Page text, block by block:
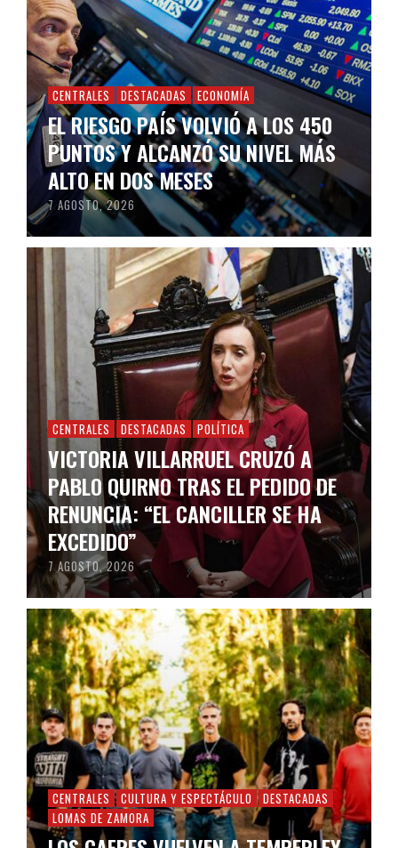
CENTRALES DESTACADAS ECONOMÍA
EL RIESGO PAÍS VOLVIÓ A LOS 450
PUNTOS Y ALCANZÓ SU NIVEL MÁS
ALTO EN DOS MESES
7 AGOSTO, 2026
CENTRALES DESTACADAS POLÍTICA
VICTORIA VILLARRUEL CRUZÓ A
PABLO QUIRNO TRAS EL PEDIDO DE
RENUNCIA: “EL CANCILLER SE HA
EXCEDIDO”
7 AGOSTO, 2026
CENTRALES CULTURA Y ESPECTÁCULO
DESTACADAS
LOMAS DE ZAMORA